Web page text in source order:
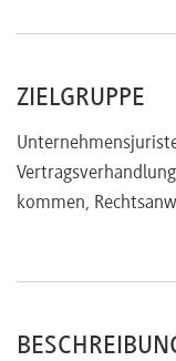
ZIELGRUPPE
kommen,